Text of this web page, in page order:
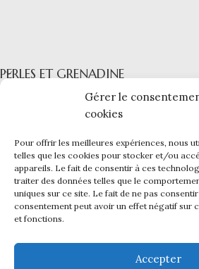
Gérer le
cookies
Pour offrir les meilleures expériences, nous
telles que les cookies pour stocker et/ou
appareils. Le fait de consentir à ces
traiter des données telles que le
uniques sur ce site. Le fait de ne pas
consentement peut avoir un effet négatif sur
et fonctions.
Accepter
PERLES ET GRENADINE
COLLECTIONS
INFORMATIONS
PERLES ET GRENADINE|Mentions
Confidentialité -
Ce site a été financé par l’Union
Région Réunion. L’Europe s’engage à
FEDER et leKap